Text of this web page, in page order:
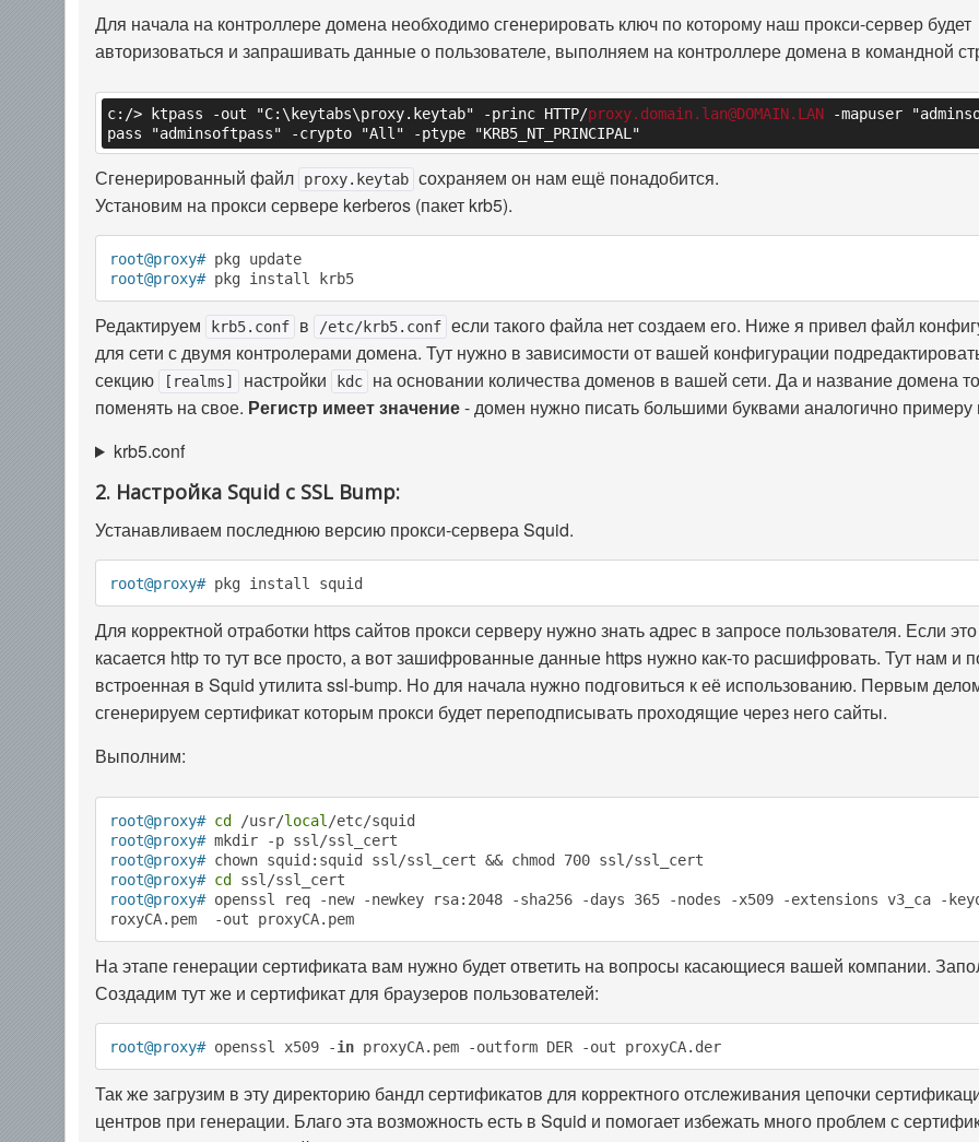
Для начала на контроллере домена необходимо сгенерировать ключ по которому наш прокси-сервер будет
авторизоваться и запрашивать данные о пользователе, выполняем на контроллере домена в командной
c:/> ktpass -out "C:\keytabs\proxy.keytab" -princ HTTP/proxy.domain.lan@DOMAIN.LAN -mapuser
pass "adminsoftpass" -crypto "All" -ptype "KRB5_NT_PRINCIPAL"
Сгенерированный файл proxy.keytab сохраняем он нам ещё понадобится.
Установим на прокси сервере kerberos (пакет krb5).
root@proxy# pkg update
root@proxy# pkg install krb5
Редактируем krb5.conf в /etc/krb5.conf если такого файла нет создаем его. Ниже я привел файл
для сети с двумя контролерами домена. Тут нужно в зависимости от вашей конфигурации
секцию
[realms] настройки kdc
на основании количества доменов в вашей сети. Да и название домена
поменять на свое. Регистр имеет значение- домен нужно писать большими буквами аналогично примеру
krb5.conf
2. Настройка Squid с SSL Bump:
Устанавливаем последнюю версию прокси-сервера Squid.
root@proxy# pkg install squid
Для корректной отработки https сайтов прокси серверу нужно знать адрес в запросе пользователя. Если это
касается http то тут все просто, а вот зашифрованные данные https нужно как-то расшифровать. Тут нам и
встроенная в Squid утилита ssl-bump. Но для начала нужно подговиться к её использованию. Первым
сгенерируем сертификат которым прокси будет переподписывать проходящие через него сайты.
Выполним:
root@proxy# cd /usr/local /etc/squid
root@proxy# mkdir -p ssl/ssl_cert
root@proxy# chown squid:squid ssl/ssl_cert && chmod 700 ssl/ssl_cert
root@proxy# cd ssl/ssl_cert
root@proxy# openssl req -new -newkey rsa:2048 -sha256 -days 365 -nodes -x509 -extensions v3_ca -
roxyCA.pem  -out proxyCA.pem
На этапе генерации сертификата вам нужно будет ответить на вопросы касающиеся вашей компании.
Создадим тут же и сертификат для браузеров пользователей:
root@proxy# openssl x509 -in proxyCA.pem -outform DER -out proxyCA.der
Так же загрузим в эту директорию бандл сертификатов для корректного отслеживания цепочки
центров при генерации. Благо эта возможность есть в Squid и помогает избежать много проблем с